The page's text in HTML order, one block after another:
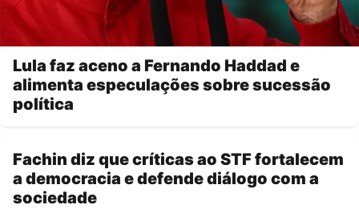
Lula faz aceno a Fernando Haddad e
alimenta especulações sobre sucessão
política
Fachin diz que críticas ao STF fortalecem
a democracia e defende diálogo com a
sociedade